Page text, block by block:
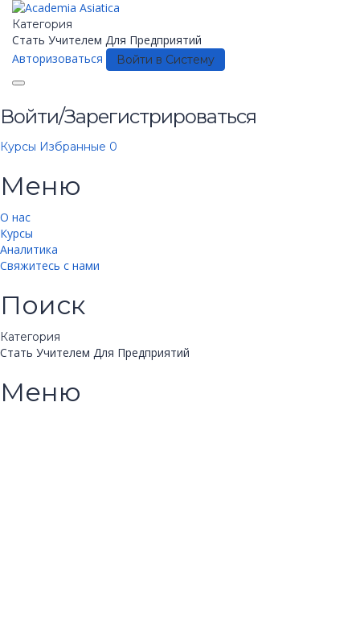
Категория
Стать Учителем Для Предприятий
Авторизоваться
Войти в Систему
Toggle
navigation
Войти/Зарегистрироваться
Курсы Избранные 0
Меню
О нас
Курсы
Аналитика
Свяжитесь с нами
Поиск
Категория
Стать Учителем Для Предприятий
Меню